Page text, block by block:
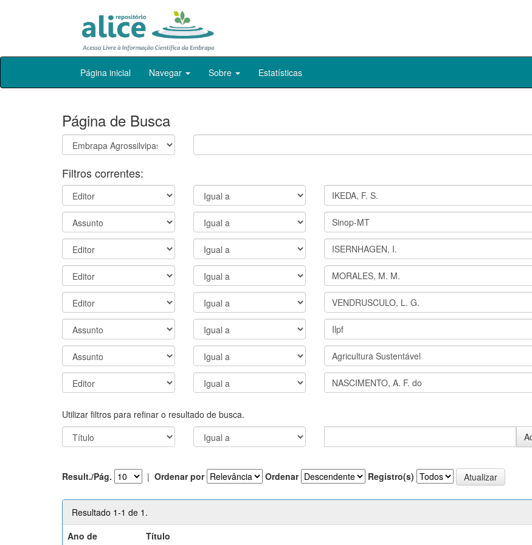
Skip
Página inicial Navegar Sobre Estatísticas
Página de Busca
Filtros correntes:
Utilizar filtros para refinar o resultado de busca.
Result./Pág. | Ordenar por Ordenar Registro(s)
Resultado 1-1 de 1.
Ano de
Título